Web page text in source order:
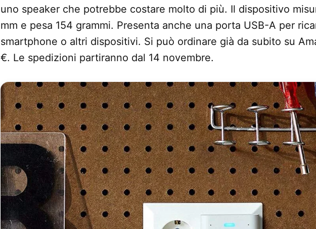
uno speaker che potrebbe costare molto di più. Il dispositivo
mm e pesa 154 grammi. Presenta anche una porta USB-A per
smartphone o altri dispositivi. Si può ordinare già da subito su
€. Le spedizioni partiranno dal 14 novembre.